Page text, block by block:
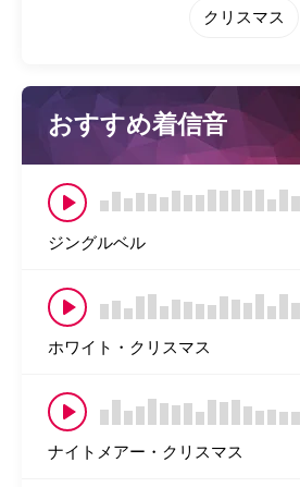
クリスマス
おすすめ着信音
ジングルベル
ホワイト・クリスマス
ナイトメアー・クリスマス